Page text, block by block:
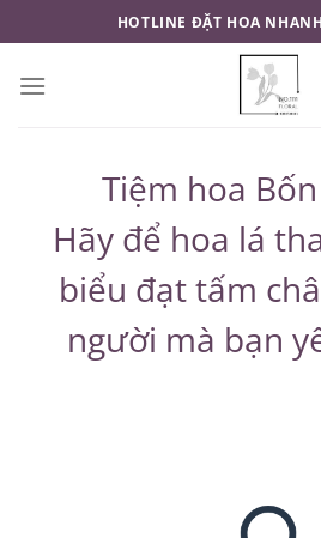
đến
nội
dung
HOTLINE ĐẶT HOA
Tiệm hoa
Hãy để hoa lá
biểu đạt tấm
người mà bạn